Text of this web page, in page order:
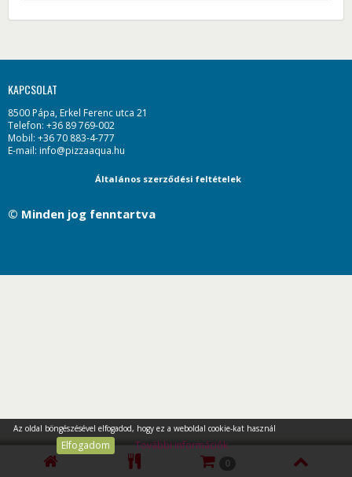
Az oldal böngészésével elfogadod, hogy ez a weboldal cookie-kat használ
Elfogadom További információk
KAPCSOLAT
8500 Pápa, Erkel Ferenc utca 21
Telefon: +36 89 769-002
Mobil: +36 70 883-4-777
E-mail: info@pizzaaqua.hu
Általános szerződési feltételek
© Minden jog fenntartva
0